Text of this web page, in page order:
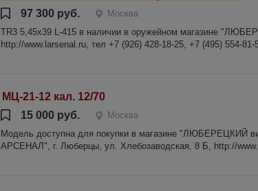
97 300 руб.
Москва
TR3 5,45х39 L-415 в наличии в оружейном магазине
http://www.larsenal.ru, тел +7 (926) 428-18-25, +7 (495)
МЦ-21-12 кал. 12/70
15 000 руб.
Москва
Модель доступна для покупки в магазине "ЛЮБЕРЕЦКИЙ
АРСЕНАЛ", г. Люберцы, ул. Хлебозаводская, 8 Б, http://